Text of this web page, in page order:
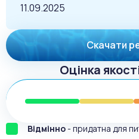
11.09.2025
Скачати
Оцінка
Відмінно- придатна для